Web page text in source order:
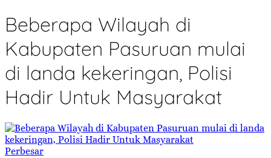
Beberapa Wilayah di
Kabupaten Pasuruan mulai
di landa kekeringan, Polisi
Hadir Untuk Masyarakat
Perbesar